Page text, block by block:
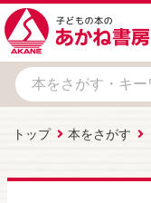
トップ 本をさがす